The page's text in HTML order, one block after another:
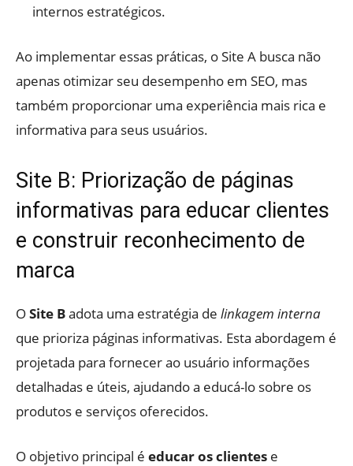
internos estratégicos.
Ao implementar essas práticas, o Site A busca não
apenas otimizar seu desempenho em SEO, mas
também proporcionar uma experiência mais rica e
informativa para seus usuários.
Site B: Priorização de páginas
informativas para educar clientes
e construir reconhecimento de
marca
OSite Badota uma estratégia de linkagem interna
que prioriza páginas informativas. Esta abordagem é
projetada para fornecer ao usuário informações
detalhadas e úteis, ajudando a educá-lo sobre os
produtos e serviços oferecidos.
O objetivo principal é educar os clientes e